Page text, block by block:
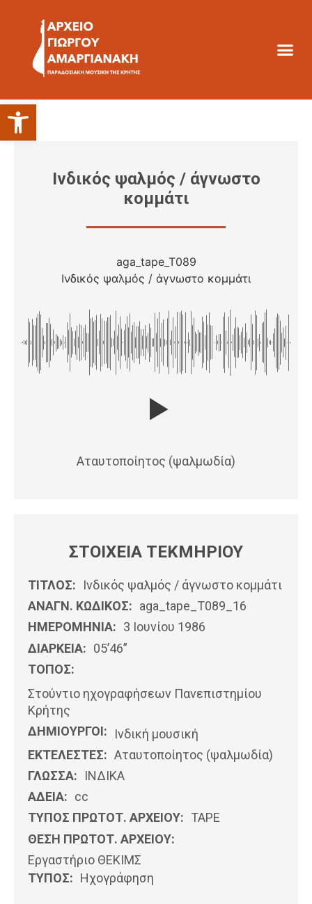
Ανοίξτε τη γραμμή εργαλείων
Ινδικός ψαλμός / άγνωστο
κομμάτι
aga_tape_T089
Ινδικός ψαλμός / άγνωστο κομμάτι
Αταυτοποίητος (ψαλμωδία)
ΣΤΟΙΧΕΙΑ ΤΕΚΜΗΡΙΟΥ
ΤΙΤΛΟΣ:
Ινδικός ψαλμός / άγνωστο κομμάτι
ΑΝΑΓΝ. ΚΩΔΙΚΟΣ: aga_tape_T089_16
ΗΜΕΡΟΜΗΝΊΑ: 3 Ιουνίου 1986
ΔΙΑΡΚΕΙΑ: 05’46”
ΤΟΠΟΣ:
Στούντιο ηχογραφήσεων Πανεπιστημίου
Κρήτης
ΔΗΜΙΟΥΡΓΟΙ:
Ινδική μουσική
ΕΚΤΕΛΕΣΤΕΣ: Αταυτοποίητος (ψαλμωδία)
ΓΛΩΣΣΑ:
ΙΝΔΙΚΆ
ΑΔΕΙΑ: cc
ΤΥΠΟΣ ΠΡΩΤΟΤ. ΑΡΧΕΙΟΥ: ΤΑΡΕ
ΘΕΣΗ ΠΡΩΤΟΤ. ΑΡΧΕΙΟΥ:
Εργαστήριο ΘΕΚΙΜΣ
ΤΥΠΟΣ: Ηχογράφηση